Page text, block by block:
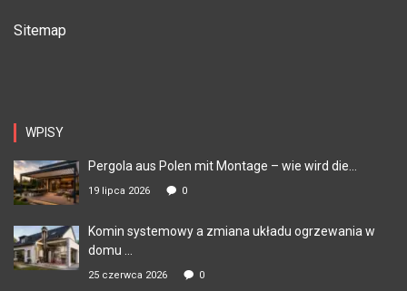
Sitemap
WPISY
Pergola aus Polen mit Montage – wie wird die...
19 lipca 2026 0
Komin systemowy a zmiana układu ogrzewania w
domu ...
25 czerwca 2026 0